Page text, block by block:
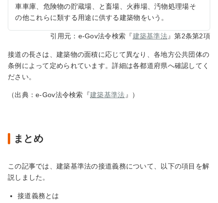
車車庫、危険物の貯蔵場、と畜場、火葬場、汚物処理場そ
の他これらに類する用途に供する建築物をいう。
引用元：e-Gov法令検索『建築基準法』第2条第2項
接道の長さは、建築物の面積に応じて異なり、各地方公共団体の
条例によって定められています。詳細は各都道府県へ確認してく
ださい。
（出典：e-Gov法令検索『建築基準法 』）
まとめ
この記事では、建築基準法の接道義務について、以下の項目を解
説しました。
接道義務とは